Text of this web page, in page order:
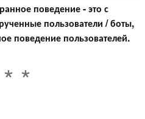
поведение - это с
пользователи / боты,
поведение пользователей.